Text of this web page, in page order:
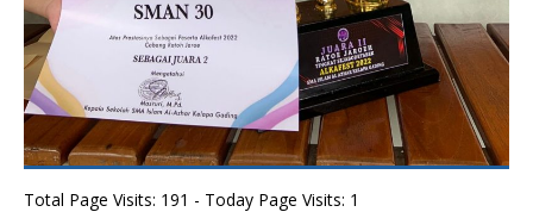
Total Page Visits: 191 - Today Page Visits: 1